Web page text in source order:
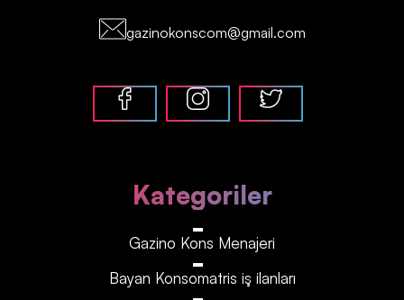
gazinokonscom@gmail.com
Kategoriler
Gazino Kons Menajeri
Bayan Konsomatris iş ilanları